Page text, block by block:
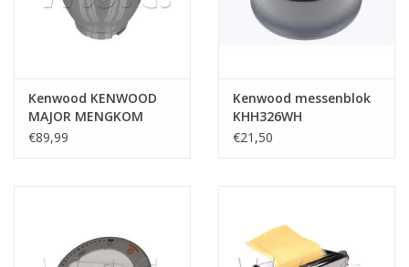
Kenwood KENWOOD
MAJOR MENGKOM
INOX MET OREN
€89,99
Kenwood messenblok
KHH326WH
€21,50